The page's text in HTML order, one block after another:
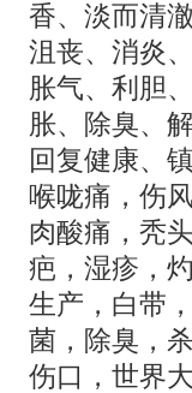
香、淡而清
沮丧、消炎
胀气、利胆
胀、除臭、
回复健康、
喉咙痛，伤
肉酸痛，秃
疤，湿疹，
生产，白带
菌，除臭，
伤口，世界